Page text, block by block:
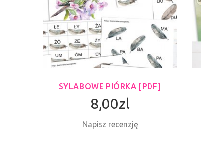
SYLABOWE PIÓRKA [PDF]
8,00zl
Napisz recenzję